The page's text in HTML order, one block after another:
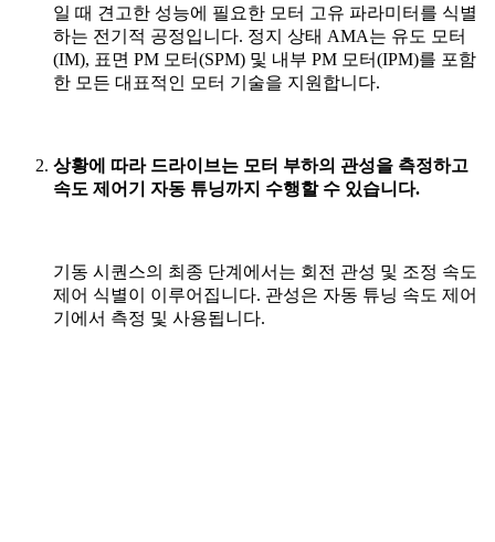
일 때 견고한 성능에 필요한 모터 고유 파라미터를 식별
하는 전기적 공정입니다. 정지 상태 AMA는 유도 모터
(IM), 표면 PM 모터(SPM) 및 내부 PM 모터(IPM)를 포함
한 모든 대표적인 모터 기술을 지원합니다.
상황에 따라 드라이브는 모터 부하의 관성을 측정하고
속도 제어기 자동 튜닝까지 수행할 수 있습니다.
기동 시퀀스의 최종 단계에서는 회전 관성 및 조정 속도
제어 식별이 이루어집니다. 관성은 자동 튜닝 속도 제어
기에서 측정 및 사용됩니다.